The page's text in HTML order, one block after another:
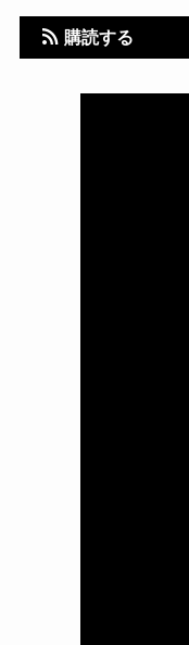
購読する